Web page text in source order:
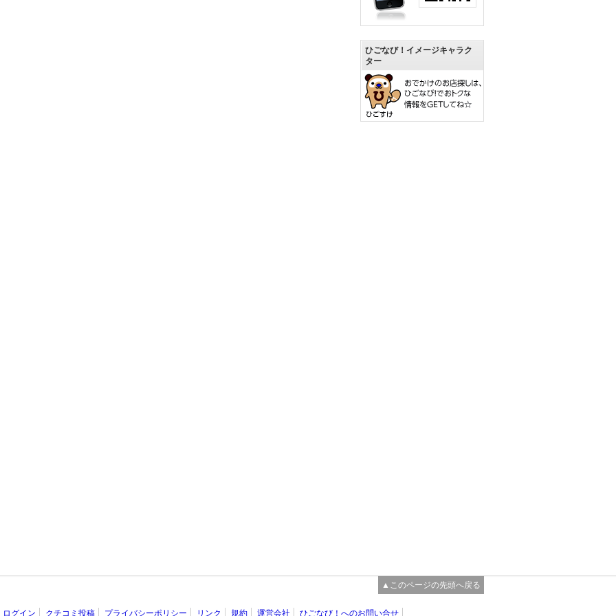
ひごなび！イメージキャラク
ター
▲このページの先頭へ戻る
ログイン クチコミ投稿 プライバシーポリシー リンク 規約 運営会社 ひごなび！へのお問い合せ